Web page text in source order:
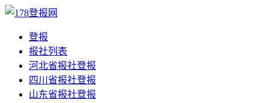
登报
报社列表
河北省报社登报
四川省报社登报
山东省报社登报